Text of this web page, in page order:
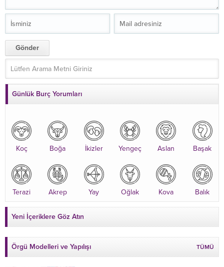
Günlük Burç Yorumları
Koç Boğa İkizler Yengeç Aslan Başak
Terazi Akrep Yay Oğlak Kova Balık
Yeni İçeriklere Göz Atın
Örgü Modelleri ve Yapılışı TÜMÜ